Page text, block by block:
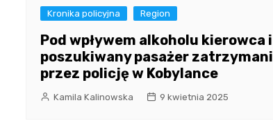
Kronika policyjna Region
Pod wpływem alkoholu kierowca i
poszukiwany pasażer zatrzymani
przez policję w Kobylance
Kamila Kalinowska 9 kwietnia 2025